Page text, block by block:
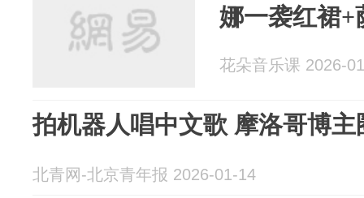
娜一袭红裙+
花朵音乐课 2026-
拍机器人唱中文歌 摩洛哥博主
北青网-北京青年报 2026-01-14